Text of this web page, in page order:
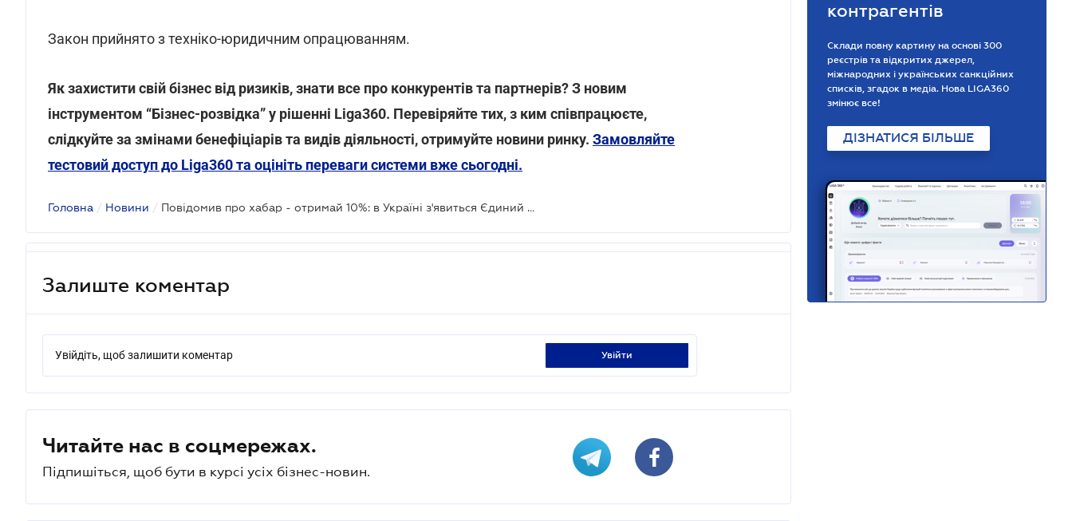
Закон прийнято з техніко-юридичним опрацюванням.
Як захистити свій бізнес від ризиків, знати все про конкурентів та партнерів? З новим
інструментом “Бізнес-розвідка” у рішенні Liga360. Перевіряйте тих, з ким співпрацюєте,
слідкуйте за змінами бенефіціарів та видів діяльності, отримуйте новини ринку. Замовляйте
тестовий доступ до Liga360 та оцініть переваги системи вже сьогодні.
Головна / Новини / Повідомив про хабар - отримай 10%: в Україні з'явиться Єдиний портал повідомлень про корупцію
Залиште коментар
Увійдіть, щоб залишити коментар увійти
Читайте нас в соцмережах.
Підпишіться, щоб бути в курсі усіх бізнес-новин.
контрагентів
Склади повну картину на основі 300
реєстрів та відкритих джерел,
міжнародних і українських санкційних
списків, згадок в медіа. Нова LIGA360
змінює все!
ДІЗНАТИСЯ БІЛЬШЕ